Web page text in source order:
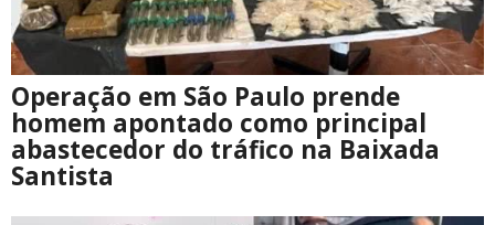
Operação em São Paulo prende
homem apontado como principal
abastecedor do tráfico na Baixada
Santista